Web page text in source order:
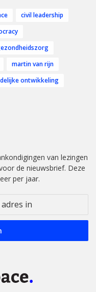
civil leadership
martin van rijn
ontwikkeling
van lezingen
de nieuwsbrief. Deze
per jaar.